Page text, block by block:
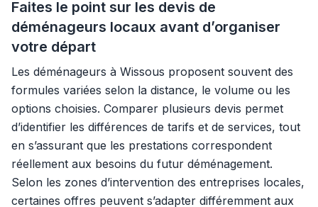
Faites le point sur les devis de
déménageurs locaux avant d’organiser
votre départ
Les déménageurs à Wissous proposent souvent des
formules variées selon la distance, le volume ou les
options choisies. Comparer plusieurs devis permet
d’identifier les différences de tarifs et de services, tout
en s’assurant que les prestations correspondent
réellement aux besoins du futur déménagement.
Selon les zones d’intervention des entreprises locales,
certaines offres peuvent s’adapter différemment aux